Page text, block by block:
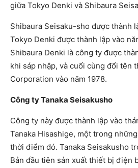
giữa Tokyo Denki và Shibaura
Shibaura Seisaku-sho được thành
Tokyo Denki được thành lập vào
Shibaura Denki là công ty được
khi sáp nhập, và cuối cùng đổi tên
Corporation vào năm 1978.
Công ty Tanaka Seisakusho
Công ty này được thành lập vào
Tanaka Hisashige, một trong
thời điểm đó. Tanaka Seisakusho
Bản đầu tiên sản xuất thiết bị điện